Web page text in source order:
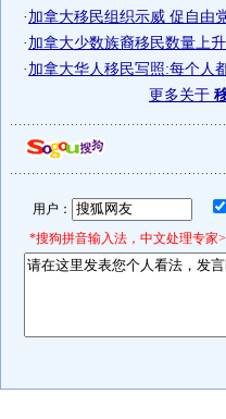
·加拿大移民组织示威 促自由
·加拿大少数族裔移民数量上
·加拿大华人移民写照:每个人
更多关于
用户：
*搜狗拼音输入法，中文处理专家